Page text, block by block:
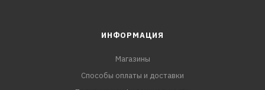
ИНФОРМАЦИЯ
Магазины
Способы оплаты и доставки